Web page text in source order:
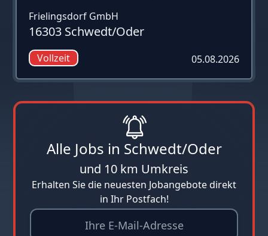
Frielingsdorf GmbH
16303 Schwedt/Oder
Vollzeit 05.08.2026
Alle Jobs in Schwedt/Oder
und 10 km Umkreis
Erhalten Sie die neuesten Jobangebote direkt
in Ihr Postfach!